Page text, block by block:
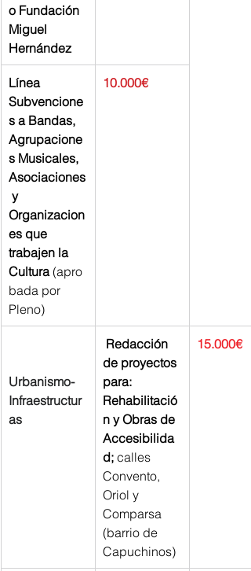
o Fundación
Miguel
Hernández
Línea
Subvencione
s a Bandas,
Agrupacione
s Musicales,
Asociaciones
y
Organizacion
es que
trabajen la
Cultura (apro
bada por
Pleno)
10.000€
Urbanismo-
Infraestructur
as
Redacción
de proyectos
para:
Rehabilitació
n y Obras de
Accesibilida
d; calles
Convento,
Oriol y
Comparsa
(barrio de
Capuchinos)
15.000€